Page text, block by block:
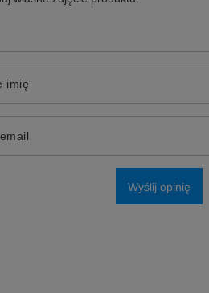
imię
Wyślij opinię